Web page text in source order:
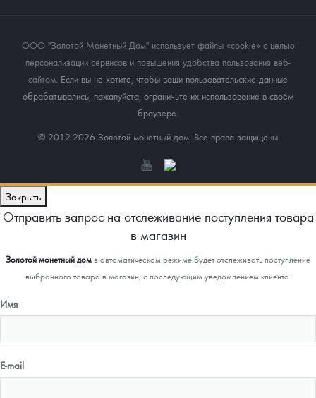
ООО "Золотой Монетный Дом" использует файлы «cookie» с целью
персонализации сервисов и повышения удобства пользования веб-
сайтом . Если вы не хотите, чтобы ваши пользовательские данные
обрабатывались, пожалуйста, ограничьте их использование в своём
браузере.
© 2012-2026 Золотой монетный дом. Все права защищены
Закрыть
Отправить запрос на отслеживание поступления товара
в магазин
Золотой монетный домв автоматическом режиме будет отслеживать поступление
выбранного товара в магазин, с последующим уведомлением клиента.
Имя
E-mail